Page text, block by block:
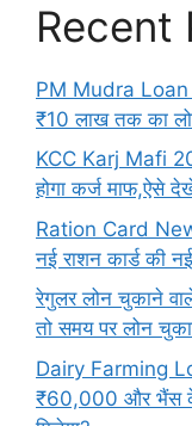
Recent
PM Mudra Loan
₹10 लाख तक का
KCC Karj Mafi
होगा कर्ज माफ,ऐसे
Ration Card New
नई राशन कार्ड की
रेगुलर लोन चुकाने
तो समय पर लोन
Dairy Farming
₹60,000 और भैंस